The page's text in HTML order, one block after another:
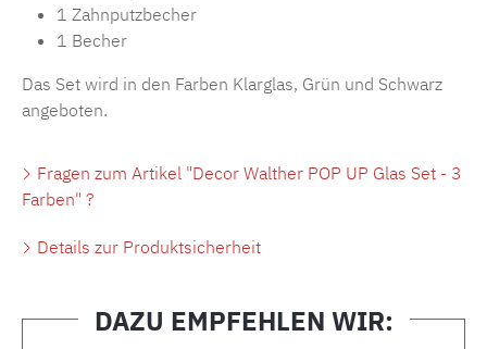
1 Zahnputzbecher
1 Becher
Das Set wird in den Farben Klarglas, Grün und Schwarz
angeboten.
Fragen zum Artikel "Decor Walther POP UP Glas Set - 3
Farben" ?
Details zur Produktsicherheit
DAZU EMPFEHLEN WIR: